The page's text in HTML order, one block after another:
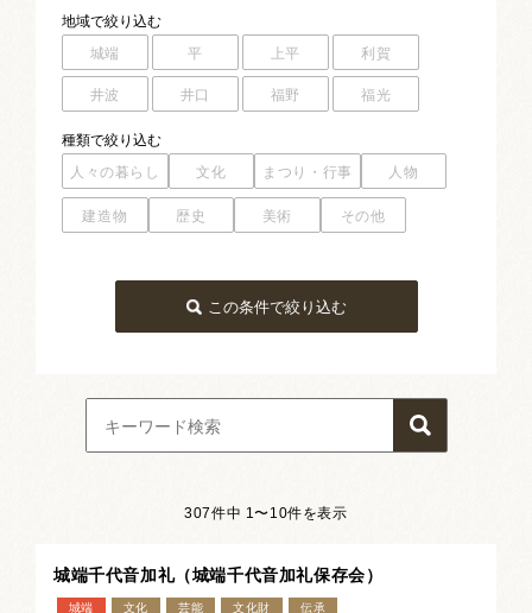
サイトマップ
プライバシーポリシー
地域で絞り込む
城端
平 上平 利賀
井波 井口 福野 福光
種類で絞り込む
人々の暮らし
文化 まつり・行事 人物
建造物 歴史 美術 その他
信仰 言語 産業
文化財 伝承
神社
彫刻 書 工芸 その他
この条件で絞り込む
307件中 1〜10件を表示
城端千代音加礼（城端千代音加礼保存会）
城端 文化 芸能 文化財 伝承